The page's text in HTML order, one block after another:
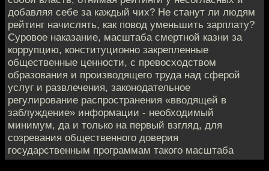
добавляя себе за каждый чих? Не станут ли людям
рейтинг начислять, как повод уменьшить зарплату?
Суровое наказание, масштаба смертной казни за
коррупцию, конституционно закрепленные
общественные ценности, с превосходством
образования и производящего труда над сферой
услуг и развлечения, законодательное
регулирование распространения «вводящей в
заблуждение» информации - необходимый
минимум, да и только на первый взгляд, для
созревания общественного доверия
государственным программам такого масштаба